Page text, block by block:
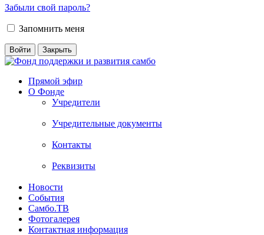
Забыли свой пароль?
Запомнить меня
Прямой эфир
О Фонде
Учредители
Учредительные документы
Контакты
Реквизиты
Новости
События
Самбо.ТВ
Фотогалерея
Контактная информация